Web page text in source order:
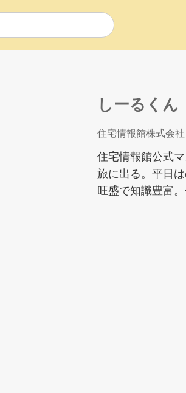
しーるくん
住宅情報館株式会社
住宅情報館公式
旅に出る。平日
旺盛で知識豊富。